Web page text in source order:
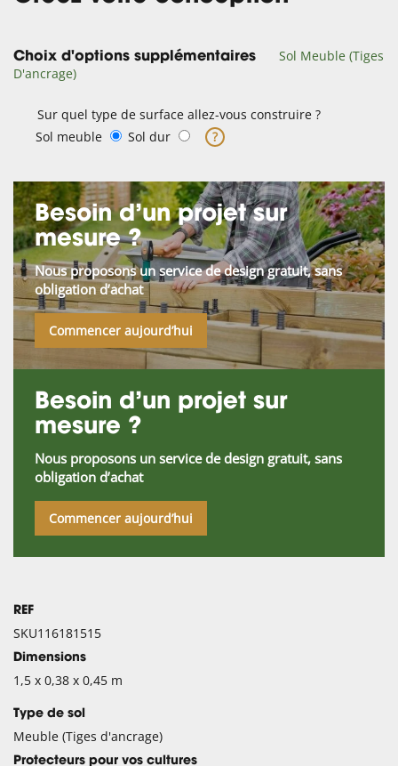
Choix d'options supplémentaires
Sol Meuble (Tiges
D'ancrage)
Sur quel type de surface allez-vous construire ?
Sol meuble
Sol dur ?
Besoin d’un projet sur
mesure ?
Nous proposons un service de design gratuit, sans
obligation d’achat
Commencer aujourd’hui
Besoin d’un projet sur
mesure ?
Nous proposons un service de design gratuit, sans
obligation d’achat
Commencer aujourd’hui
REF
SKU116181515
Dimensions
1,5 x 0,38 x 0,45 m
Type de sol
Meuble (Tiges d'ancrage)
Protecteurs pour vos cultures